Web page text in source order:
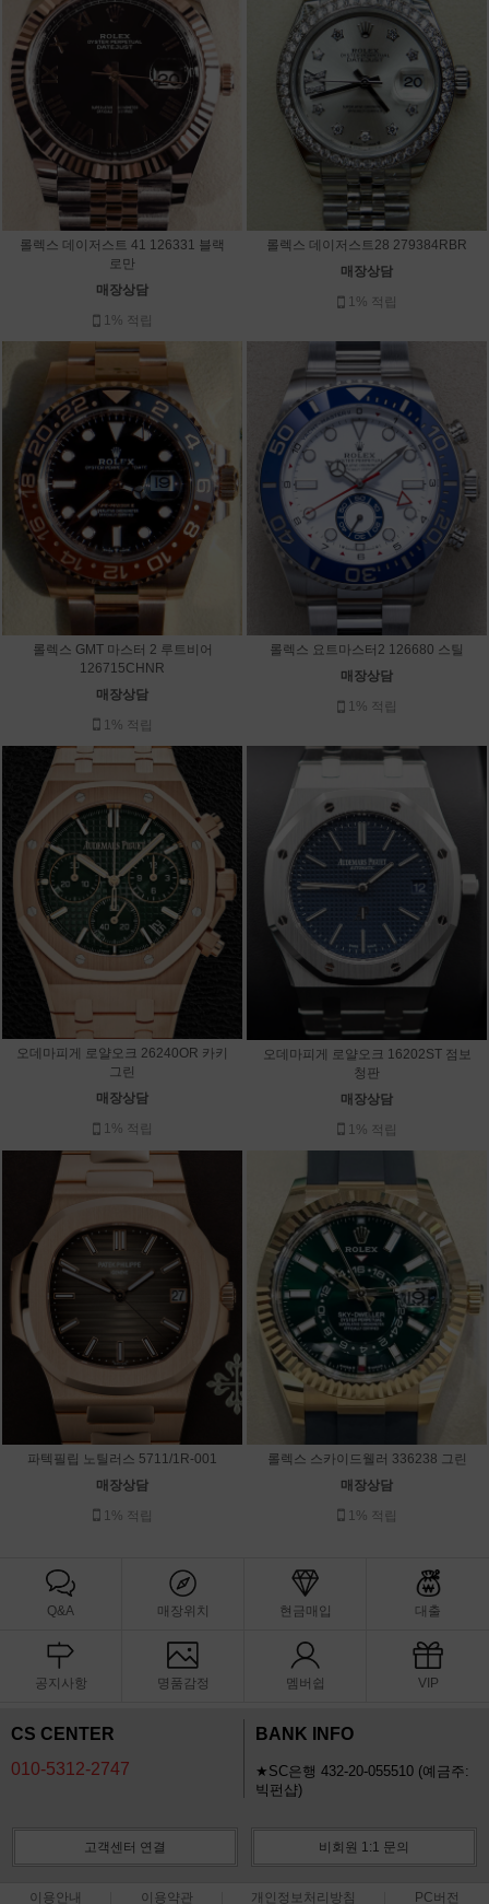
롤렉스 데이저스트 41 126331 블랙
로만
매장상담
1% 적립
롤렉스 데이저스트28 279384RBR
매장상담
1% 적립
롤렉스 GMT 마스터 2 루트비어
126715CHNR
매장상담
1% 적립
롤렉스 요트마스터2 126680 스틸
매장상담
1% 적립
오데마피게 로얄오크 26240OR 카키
그린
매장상담
1% 적립
오데마피게 로얄오크 16202ST 점보
청판
매장상담
1% 적립
파텍필립 노틸러스 5711/1R-001
매장상담
1% 적립
롤렉스 스카이드웰러 336238 그린
매장상담
1% 적립
Q&A 매장위치 현금매입 대출
공지사항 명품감정 멤버쉽 VIP
CS CENTER
010-5312-2747
BANK INFO
★SC은행 432-20-055510 (예금주:
빅펀샵)
고객센터 연결 비회원 1:1 문의
이용안내 이용약관 개인정보처리방침 PC버전